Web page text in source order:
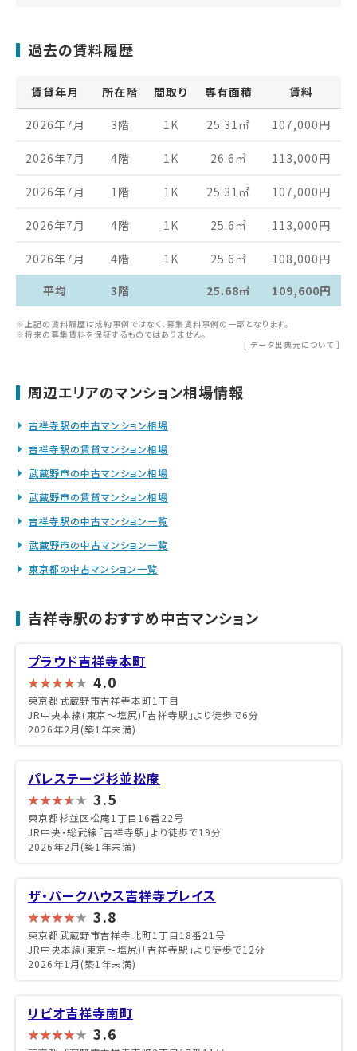
過去の賃料履歴
賃貸年月 所在階 間取り 専有面積 賃料
2026年7月 3階 1K 25.31 ㎡ 107,000円
2026年7月 4階 1K 26.6 ㎡ 113,000円
2026年7月 1階 1K 25.31 ㎡ 107,000円
2026年7月 4階 1K 25.6 ㎡ 113,000円
2026年7月 4階 1K 25.6 ㎡ 108,000円
平均
3階 25.68㎡ 109,600円
※上記の賃料履歴は成約事例ではなく、募集賃料事例の一部となります。
※将来の募集賃料を保証するものではありません。
[ データ出典元について ］
周辺エリアのマンション相場情報
吉祥寺駅の中古マンション相場
吉祥寺駅の賃貸マンション相場
武蔵野市の中古マンション相場
武蔵野市の賃貸マンション相場
吉祥寺駅の中古マンション一覧
武蔵野市の中古マンション一覧
東京都の中古マンション一覧
吉祥寺駅のおすすめ中古マンション
プラウド吉祥寺本町
4.0
東京都武蔵野市吉祥寺本町1丁目
JR中央本線(東京～塩尻)「吉祥寺駅」より徒歩で6分
2026年2月(築1年未満)
パレステージ杉並松庵
3.5
東京都杉並区松庵1丁目16番22号
JR中央・総武線「吉祥寺駅」より徒歩で19分
2026年2月(築1年未満)
ザ・パークハウス吉祥寺プレイス
3.8
東京都武蔵野市吉祥寺北町1丁目18番21号
JR中央本線(東京～塩尻)「吉祥寺駅」より徒歩で12分
2026年1月(築1年未満)
リビオ吉祥寺南町
3.6